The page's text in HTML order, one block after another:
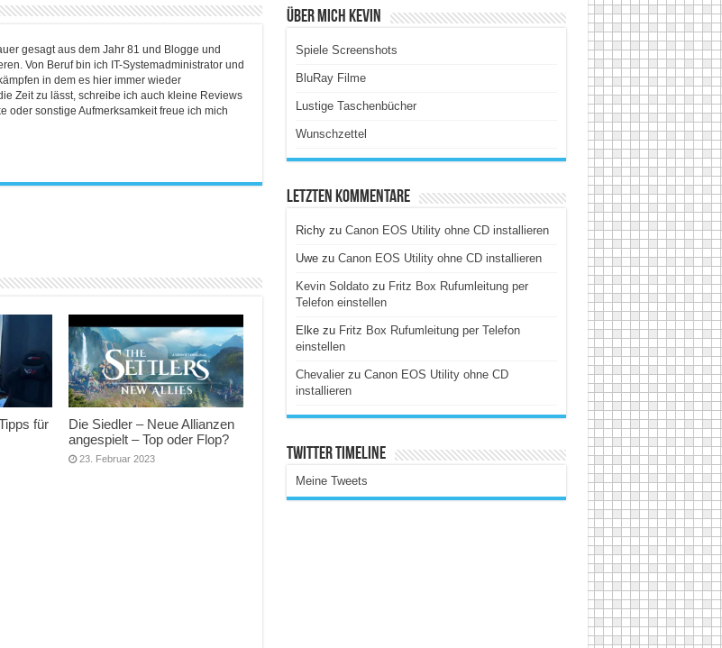
gesagt aus dem Jahr 81 und Blogge und
Von Beruf bin ich IT-Systemadministrator und
in dem es hier immer wieder
Zeit zu lässt, schreibe ich auch kleine Reviews
oder sonstige Aufmerksamkeit freue ich mich
für
Die Siedler – Neue Allianzen
angespielt – Top oder Flop?
23. Februar 2023
Über Mich Kevin
Spiele Screenshots
BluRay Filme
Lustige Taschenbücher
Wunschzettel
Letzten Kommentare
Richyzu Canon EOS Utility ohne CD installieren
Uwezu Canon EOS Utility ohne CD installieren
Kevin Soldatozu Fritz Box Rufumleitung per
Telefon einstellen
Elkezu Fritz Box Rufumleitung per Telefon
einstellen
Chevalierzu Canon EOS Utility ohne CD
installieren
Twitter Timeline
Meine Tweets